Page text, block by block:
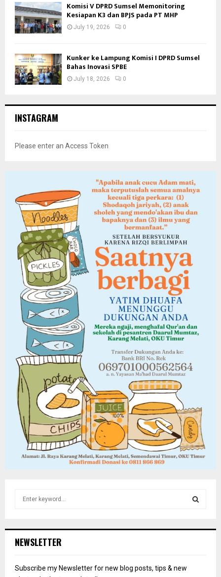
Komisi V DPRD Sumsel Memonitoring
Kesiapan K3 dan BPJS pada PT MHP
July 19, 2026 0
Kunker ke Lampung Komisi I DPRD Sumsel
Bahas Inovasi SPBE
July 18, 2026 0
INSTAGRAM
Please enter an Access Token
h
o
NEWSLETTER
Subscribe my Newsletter for new blog posts, tips & new